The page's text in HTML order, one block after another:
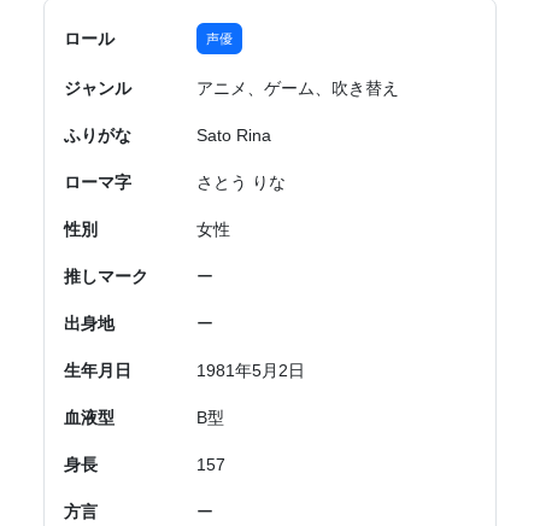
ロール 声優
ジャンル アニメ、ゲーム、吹き替え
ふりがな Sato Rina
ローマ字 さとう りな
性別 女性
推しマーク ー
出身地 ー
生年月日 1981年5月2日
血液型 B型
身長 157
方言 ー